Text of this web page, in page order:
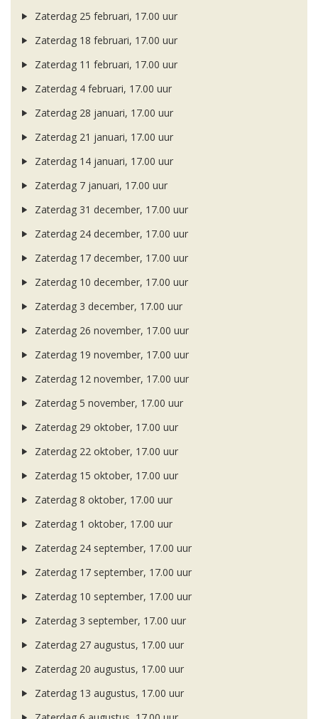
Zaterdag 25 februari, 17.00 uur
Zaterdag 18 februari, 17.00 uur
Zaterdag 11 februari, 17.00 uur
Zaterdag 4 februari, 17.00 uur
Zaterdag 28 januari, 17.00 uur
Zaterdag 21 januari, 17.00 uur
Zaterdag 14 januari, 17.00 uur
Zaterdag 7 januari, 17.00 uur
Zaterdag 31 december, 17.00 uur
Zaterdag 24 december, 17.00 uur
Zaterdag 17 december, 17.00 uur
Zaterdag 10 december, 17.00 uur
Zaterdag 3 december, 17.00 uur
Zaterdag 26 november, 17.00 uur
Zaterdag 19 november, 17.00 uur
Zaterdag 12 november, 17.00 uur
Zaterdag 5 november, 17.00 uur
Zaterdag 29 oktober, 17.00 uur
Zaterdag 22 oktober, 17.00 uur
Zaterdag 15 oktober, 17.00 uur
Zaterdag 8 oktober, 17.00 uur
Zaterdag 1 oktober, 17.00 uur
Zaterdag 24 september, 17.00 uur
Zaterdag 17 september, 17.00 uur
Zaterdag 10 september, 17.00 uur
Zaterdag 3 september, 17.00 uur
Zaterdag 27 augustus, 17.00 uur
Zaterdag 20 augustus, 17.00 uur
Zaterdag 13 augustus, 17.00 uur